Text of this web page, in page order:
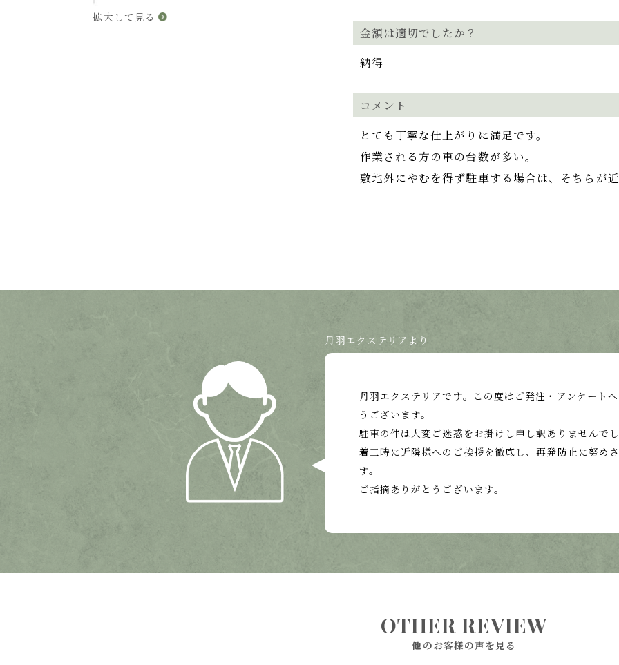
拡大して見る
金額は適切でしたか？
納得
コメント
とても丁寧な仕上がりに満足です。
作業される方の車の台数が多い。
敷地外にやむを得ず駐車する場合は、そちらが
丹羽エクステリアより
丹羽エクステリアです。この度はご発注・アンケート
うございます。
駐車の件は大変ご迷惑をお掛けし申し訳ありませんで
着工時に近隣様へのご挨拶を徹底し、再発防止に努め
す。
ご指摘ありがとうございます。
OTHER REVIEW
他のお客様の声を見る